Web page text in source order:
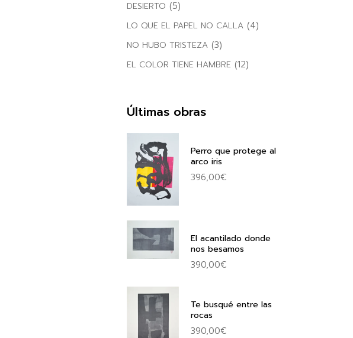
DESIERTO (5)
LO QUE EL PAPEL NO CALLA (4)
NO HUBO TRISTEZA (3)
EL COLOR TIENE HAMBRE (12)
Últimas obras
Perro que protege al
arco iris
396,00€
El acantilado donde
nos besamos
390,00€
Te busqué entre las
rocas
390,00€